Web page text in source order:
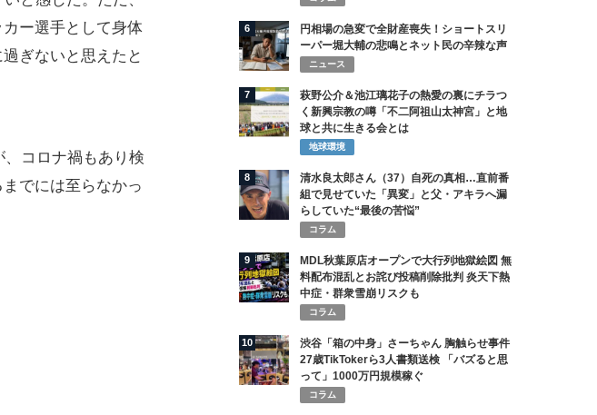
ー選手として身体
ぎないと思えたと
コロナ禍もあり検
でには至らなかっ
6
円相場の急変で全財産喪失！ショートスリ
ーパー堀大輔の悲鳴とネット民の辛辣な声
ニュース
7
萩野公介＆池江璃花子の熱愛の裏にチラつ
く新興宗教の噂「不二阿祖山太神宮」と地
球と共に生きる会とは
地球環境
8
清水良太郎さん（37）自死の真相…直前番
組で見せていた「異変」と父・アキラへ漏
らしていた“最後の苦悩”
コラム
9
MDL秋葉原店オープンで大行列地獄絵図 無
料配布混乱とお詫び投稿削除批判 炎天下熱
中症・群衆雪崩リスクも
コラム
10
渋谷「箱の中身」さーちゃん 胸触らせ事件
27歳TikTokerら3人書類送検 「バズると思
って」1000万円規模稼ぐ
コラム